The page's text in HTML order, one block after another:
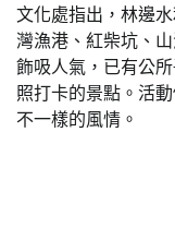
文化處指出，林邊
灣漁港、紅柴坑、
飾吸人氣，已有公
照打卡的景點。活
不一樣的風情。